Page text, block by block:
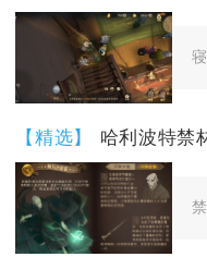
【精选】 哈利波特禁